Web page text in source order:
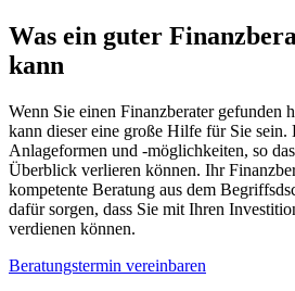
Was ein guter
kann
Wenn Sie einen Finanzberater gefunden
kann dieser eine große Hilfe für Sie sein.
Anlageformen und -möglichkeiten, so
Überblick verlieren können. Ihr
kompetente Beratung aus dem
dafür sorgen, dass Sie mit Ihren
verdienen können.
Beratungstermin vereinbaren